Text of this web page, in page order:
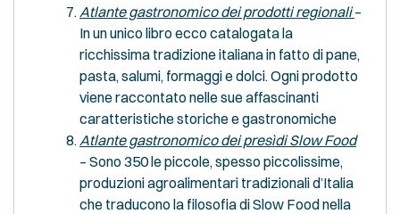
Atlante gastronomico dei prodotti regionali –
In un unico libro ecco catalogata la
ricchissima tradizione italiana in fatto di pane,
pasta, salumi, formaggi e dolci. Ogni prodotto
viene raccontato nelle sue affascinanti
caratteristiche storiche e gastronomiche
Atlante gastronomico dei presìdi Slow Food
– Sono 350 le piccole, spesso piccolissime,
produzioni agroalimentari tradizionali d’Italia
che traducono la filosofia di Slow Food nella